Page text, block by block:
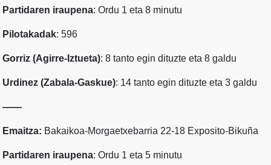
Partidaren iraupena: Ordu 1 eta 8 minutu
Pilotakadak: 596
Gorriz (Agirre-Iztueta): 8 tanto egin dituzte eta 8 galdu
Urdinez (Zabala-Gaskue): 14 tanto egin dituzte eta 3 galdu
——
Emaitza: Bakaikoa-Morgaetxebarria 22-18 Exposito-Bikuña
Partidaren iraupena: Ordu 1 eta 5 minutu